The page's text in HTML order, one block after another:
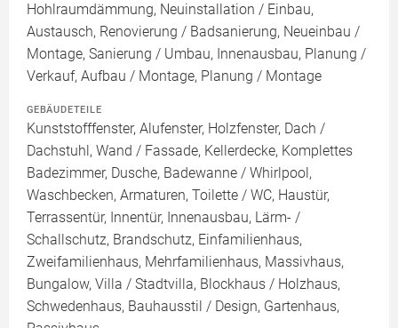
Hohlraumdämmung, Neuinstallation / Einbau,
Austausch, Renovierung / Badsanierung, Neueinbau /
Montage, Sanierung / Umbau, Innenausbau, Planung /
Verkauf, Aufbau / Montage, Planung / Montage
GEBÄUDETEILE
Kunststofffenster, Alufenster, Holzfenster, Dach /
Dachstuhl, Wand / Fassade, Kellerdecke, Komplettes
Badezimmer, Dusche, Badewanne / Whirlpool,
Waschbecken, Armaturen, Toilette / WC, Haustür,
Terrassentür, Innentür, Innenausbau, Lärm- /
Schallschutz, Brandschutz, Einfamilienhaus,
Zweifamilienhaus, Mehrfamilienhaus, Massivhaus,
Bungalow, Villa / Stadtvilla, Blockhaus / Holzhaus,
Schwedenhaus, Bauhausstil / Design, Gartenhaus,